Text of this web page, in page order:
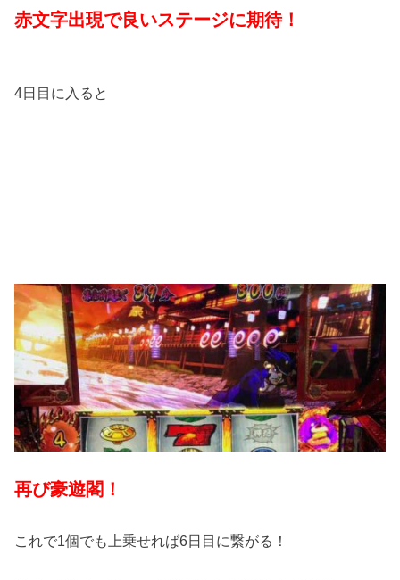
赤文字出現で良いステージに期待！
4日目に入ると
再び豪遊閣！
これで1個でも上乗せれば6日目に繋がる！